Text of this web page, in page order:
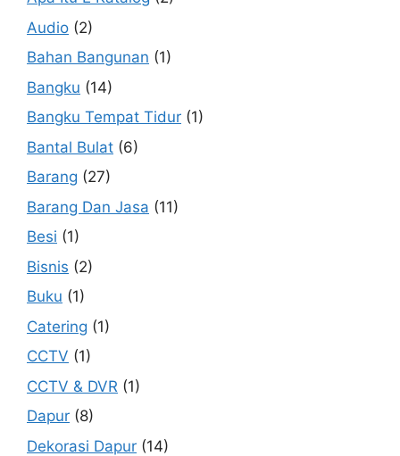
Audio (2)
Bahan Bangunan (1)
Bangku (14)
Bangku Tempat Tidur (1)
Bantal Bulat (6)
Barang (27)
Barang Dan Jasa (11)
Besi (1)
Bisnis (2)
Buku (1)
Catering (1)
CCTV (1)
CCTV & DVR (1)
Dapur (8)
Dekorasi Dapur (14)